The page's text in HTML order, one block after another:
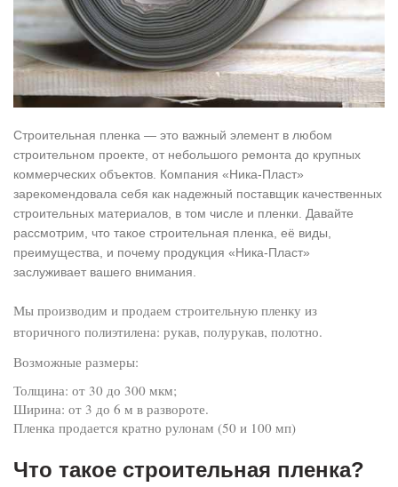
Строительная пленка — это важный элемент в любом
строительном проекте, от небольшого ремонта до крупных
коммерческих объектов. Компания «Ника-Пласт»
зарекомендовала себя как надежный поставщик качественных
строительных материалов, в том числе и пленки. Давайте
рассмотрим, что такое строительная пленка, её виды,
преимущества, и почему продукция «Ника-Пласт»
заслуживает вашего внимания.
Мы производим и продаем строительную пленку из
вторичного полиэтилена: рукав, полурукав, полотно.
Возможные размеры:
Толщина: от 30 до 300 мкм;
Ширина: от 3 до 6 м в развороте.
Пленка продается кратно рулонам (50 и 100 мп)
Что такое строительная пленка?